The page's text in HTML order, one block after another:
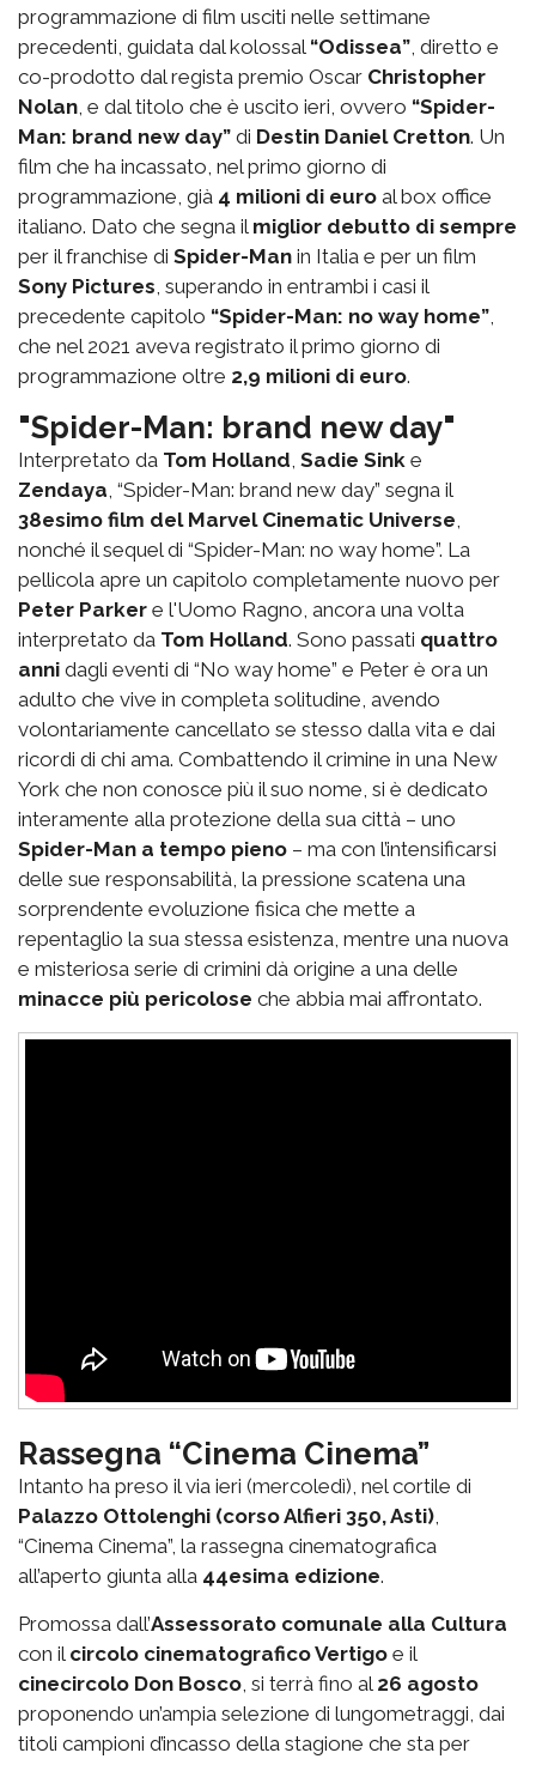
programmazione di film usciti nelle settimane
precedenti, guidata dal kolossal “Odissea”, diretto e
co-prodotto dal regista premio Oscar Christopher
Nolan, e dal titolo che è uscito ieri, ovvero “Spider-
Man: brand new day” di Destin Daniel Cretton. Un
film che ha incassato, nel primo giorno di
programmazione, già 4 milioni di euro al box office
italiano. Dato che segna il miglior debutto di sempre
per il franchise di Spider-Man in Italia e per un film
Sony Pictures, superando in entrambi i casi il
precedente capitolo “Spider-Man: no way home”,
che nel 2021 aveva registrato il primo giorno di
programmazione oltre 2,9 milioni di euro.
"Spider-Man: brand new day"
Interpretato da Tom Holland, Sadie Sink e
Zendaya, “Spider-Man: brand new day” segna il
38esimo film del Marvel Cinematic Universe,
nonché il sequel di “Spider-Man: no way home”. La
pellicola apre un capitolo completamente nuovo per
Peter Parker e l'Uomo Ragno, ancora una volta
interpretato da Tom Holland. Sono passati quattro
anni dagli eventi di “No way home” e Peter è ora un
adulto che vive in completa solitudine, avendo
volontariamente cancellato se stesso dalla vita e dai
ricordi di chi ama. Combattendo il crimine in una New
York che non conosce più il suo nome, si è dedicato
interamente alla protezione della sua città – uno
Spider-Man a tempo pieno – ma con l’intensificarsi
delle sue responsabilità, la pressione scatena una
sorprendente evoluzione fisica che mette a
repentaglio la sua stessa esistenza, mentre una nuova
e misteriosa serie di crimini dà origine a una delle
minacce più pericolose che abbia mai affrontato.
Rassegna “Cinema Cinema”
Intanto ha preso il via ieri (mercoledì), nel cortile di
Palazzo Ottolenghi (corso Alfieri 350, Asti),
“Cinema Cinema”, la rassegna cinematografica
all’aperto giunta alla 44esima edizione.
Promossa dall’Assessorato comunale alla Cultura
con il circolo cinematografico Vertigo e il
cinecircolo Don Bosco, si terrà fino al 26 agosto
proponendo un’ampia selezione di lungometraggi, dai
titoli campioni d’incasso della stagione che sta per